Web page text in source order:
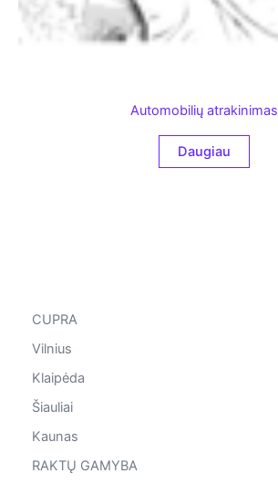
CUPRA
Vilnius
Klaipėda
Šiauliai
Kaunas
RAKTŲ GAMYBA
Automobilių atrakinimas
Daugiau